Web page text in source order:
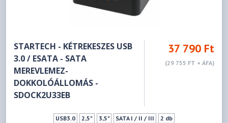
STARTECH - KÉTREKESZES USB
3.0 / ESATA - SATA
MEREVLEMEZ-
DOKKOLÓÁLLOMÁS -
SDOCK2U33EB
37 790 Ft
(29 755 FT + ÁFA)
USB3.0 2,5" 3,5" SATA I / II / III 2 db